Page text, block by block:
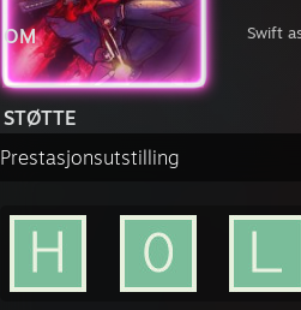
OM
STØTTE
Swift
Prestasjonsutstilling